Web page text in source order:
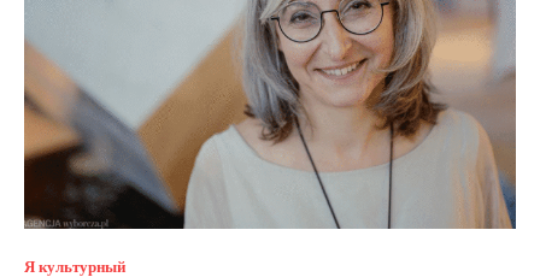
Я культурный